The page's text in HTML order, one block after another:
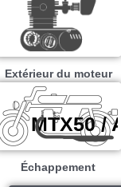
Extérieur du moteur
Échappement
MTX50 /